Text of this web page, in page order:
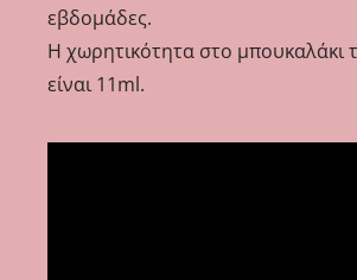
εβδομάδες.
Η χωρητικότητα στο μπουκαλάκι
είναι 11ml.